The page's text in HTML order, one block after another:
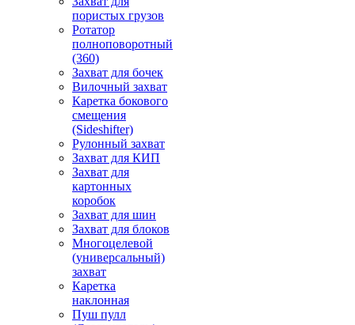
пористых грузов
Ротатор
полноповоротный
(360)
Захват для бочек
Вилочный захват
Каретка бокового
смещения
(Sideshifter)
Рулонный захват
Захват для КИП
Захват для
картонных
коробок
Захват для шин
Захват для блоков
Многоцелевой
(универсальный)
захват
Каретка
наклонная
Пуш пулл